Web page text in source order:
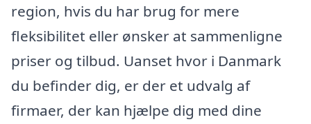
region, hvis du har brug for mere
fleksibilitet eller ønsker at sammenligne
priser og tilbud. Uanset hvor i Danmark
du befinder dig, er der et udvalg af
firmaer, der kan hjælpe dig med dine